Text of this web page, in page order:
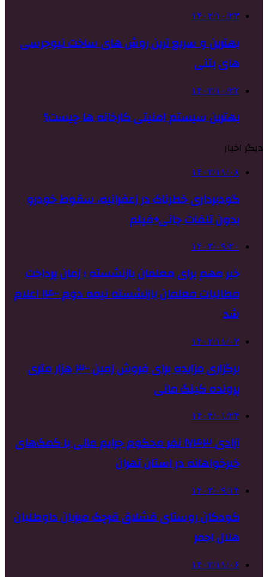
۱۴۰۲/۱۰/۲۳
بهترین و سریع ترین روش های ساخت نیوجرسی
های بتنی
۱۴۰۲/۱۰/۲۲
بهترین سیستم امنیتی کارخانه ها چیست؟
دیگر اخبار
۱۴۰۲/۱۱/۰۸
گودبرداری خطرناک در زعفرانیه، سقوط خودرو
بدون تلفات جانی+فیلم
۱۴۰۳/۰۹/۲۰
خبر مهم برای معلمان بازنشسته ؛ زمان پرداخت
مطالبات معلمان بازنشسته نیمه دوم ۱۴۰۰ اعلام
شد
۱۴۰۲/۱۱/۰۳
برگزاری مزایده برای فروش زمین ۳۰۰ هزار متری
پرونده کینگ مانی
۱۴۰۴/۰۱/۲۴
آزادی ۱۷۴۳ نفر محکوم جرایم مالی با کمک‌های
خیرخواهانه در استان تهران
۱۴۰۳/۰۹/۱۴
کودکان روستای قشلاق قرچک میزبان داوطلبان
هلال احمر
۱۴۰۲/۱۱/۰۶